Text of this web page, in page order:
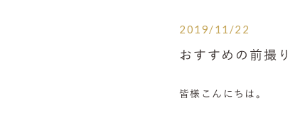
2019/11/22
おすすめの前撮り
皆様こんにちは。